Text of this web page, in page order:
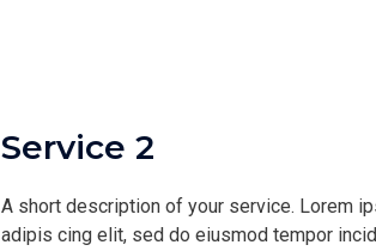
Service 2
A short description of your service. Lorem
adipis cing elit, sed do eiusmod tempor